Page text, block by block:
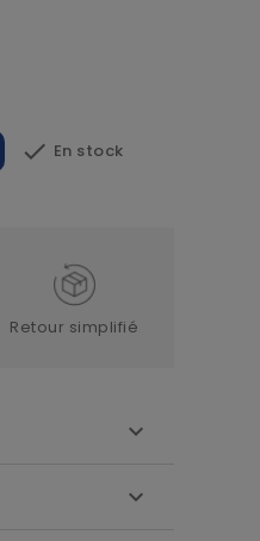
 En stock
Retour simplifié